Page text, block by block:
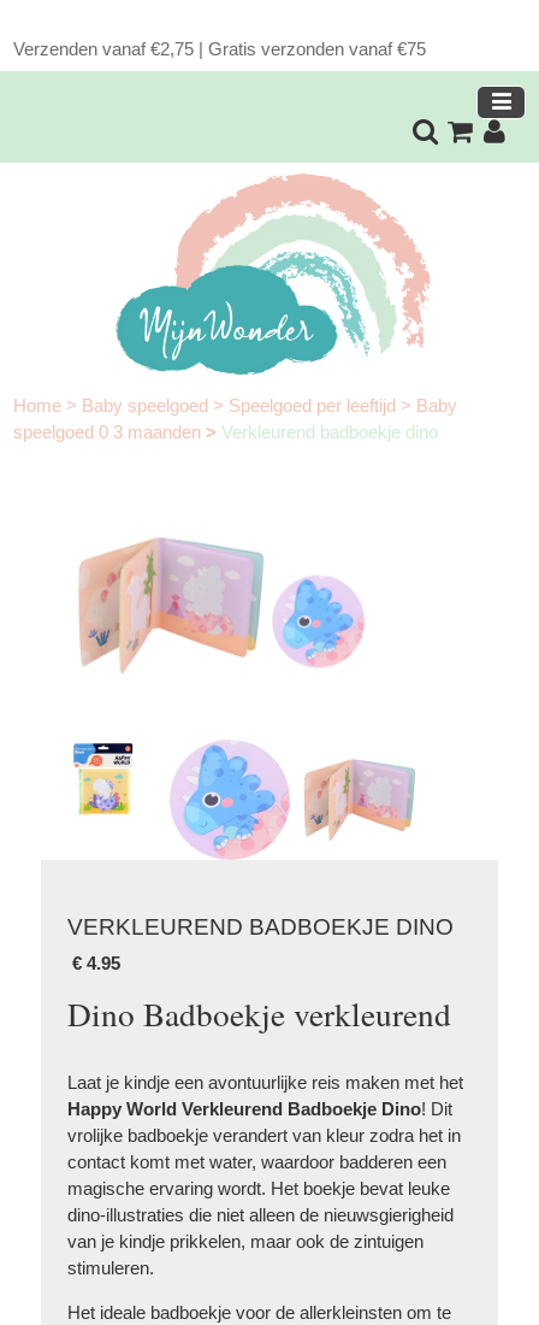
Verzenden vanaf €2,75 | Gratis verzonden vanaf €75
Home > Baby speelgoed > Speelgoed per leeftijd > Baby
speelgoed 0 3 maanden> Verkleurend badboekje dino
VERKLEUREND BADBOEKJE DINO
€4.95
Dino Badboekje verkleurend
Laat je kindje een avontuurlijke reis maken met het
Happy World Verkleurend Badboekje Dino! Dit
vrolijke badboekje verandert van kleur zodra het in
contact komt met water, waardoor badderen een
magische ervaring wordt. Het boekje bevat leuke
dino-illustraties die niet alleen de nieuwsgierigheid
van je kindje prikkelen, maar ook de zintuigen
stimuleren.
Het ideale badboekje voor de allerkleinsten om te